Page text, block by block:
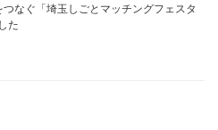
なぐ「埼玉しごとマッチングフェスタ
た